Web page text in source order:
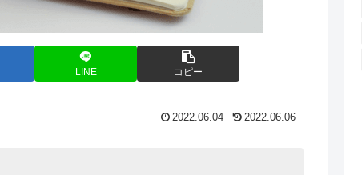
LINE コピー
2022.06.04 2022.06.06